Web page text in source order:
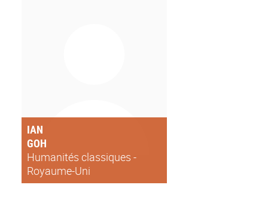
IAN
GOH
Humanités classiques -
Royaume-Uni